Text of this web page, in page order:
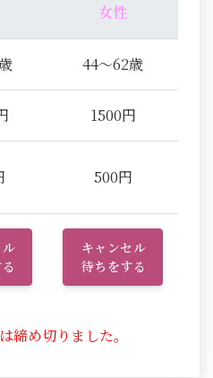
女性
44～62歳
1500円
500円
キャンセル
待ちをする
締め切りました。